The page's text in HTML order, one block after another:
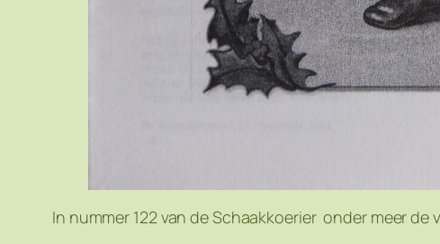
In nummer 122 van de Schaakkoerier onder meer